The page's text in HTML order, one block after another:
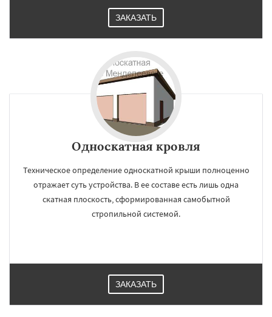
ЗАКАЗАТЬ
Односкатная кровля
Техническое определение односкатной крыши полноценно
отражает суть устройства. В ее составе есть лишь одна
скатная плоскость, сформированная самобытной
стропильной системой.
ЗАКАЗАТЬ